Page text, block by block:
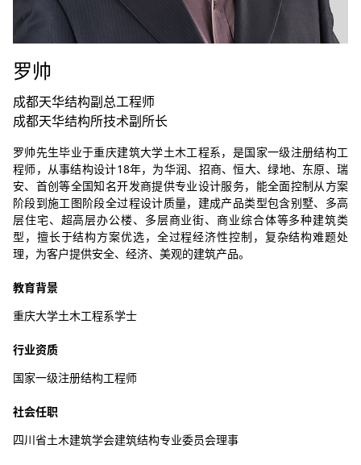
罗帅
成都天华结构副总工程师
成都天华结构所技术副所长
罗帅先生毕业于重庆建筑大学土木工程系，是国家一级注册结构工
程师，从事结构设计18年，为华润、招商、恒大、绿地、东原、瑞
安、首创等全国知名开发商提供专业设计服务，能全面控制从方案
阶段到施工图阶段全过程设计质量，建成产品类型包含别墅、多高
层住宅、超高层办公楼、多层商业街、商业综合体等多种建筑类
型，擅长于结构方案优选，全过程经济性控制，复杂结构难题处
理，为客户提供安全、经济、美观的建筑产品。
教育背景
重庆大学土木工程系学士
行业资质
国家一级注册结构工程师
社会任职
四川省土木建筑学会建筑结构专业委员会理事